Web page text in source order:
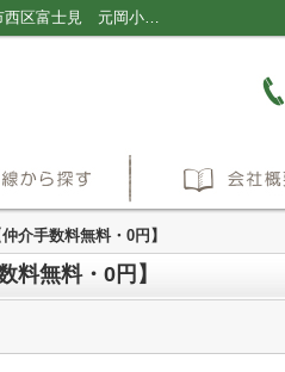
福岡市西区富士見1丁目1期 1号棟（全3棟）【仲介手数料無料・0円】｜福岡市西区富士見 元岡小学校 元岡中学校 周船寺駅 新築一戸建 建売 ｜福岡の新築一戸建て・仲介手数料無料の売買物件情報ならプラス不動産販売株式会社
介手数料無料・0円】
無料・0円】